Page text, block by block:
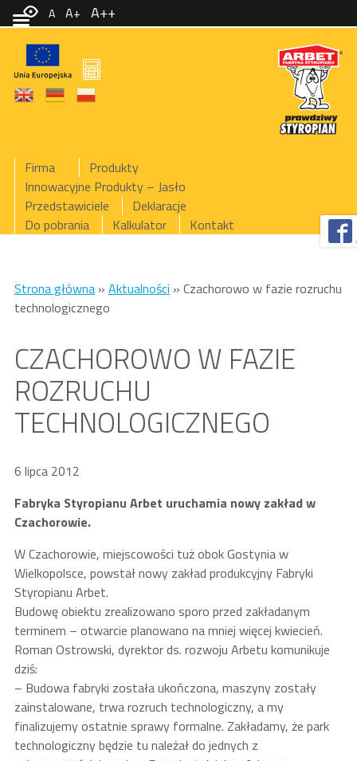
Firma
Produkty
Innowacyjne Produkty – Jasło
Przedstawiciele
Deklaracje
Do pobrania
Kalkulator Kontakt
Strona główna» Aktualności » Czachorowo w fazie rozruchu
technologicznego
CZACHOROWO W FAZIE
ROZRUCHU
TECHNOLOGICZNEGO
6 lipca 2012
Fabryka Styropianu Arbet uruchamia nowy zakład w
Czachorowie.
W Czachorowie, miejscowości tuż obok Gostynia w
Wielkopolsce, powstał nowy zakład produkcyjny Fabryki
Styropianu Arbet.
Budowę obiektu zrealizowano sporo przed zakładanym
terminem – otwarcie planowano na mniej więcej kwiecień.
Roman Ostrowski, dyrektor ds. rozwoju Arbetu komunikuje
dziś:
– Budowa fabryki została ukończona, maszyny zostały
zainstalowane, trwa rozruch technologiczny, a my
finalizujemy ostatnie sprawy formalne. Zakładamy, że park
technologiczny będzie tu należał do jednych z
A A+ A++